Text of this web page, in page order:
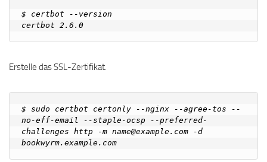
$ certbot --version
Erstelle das SSL-Zertifikat.
$ sudo certbot certonly --nginx --agree-tos --
no-eff-email --staple-ocsp --preferred-
challenges http -m name@example.com -d